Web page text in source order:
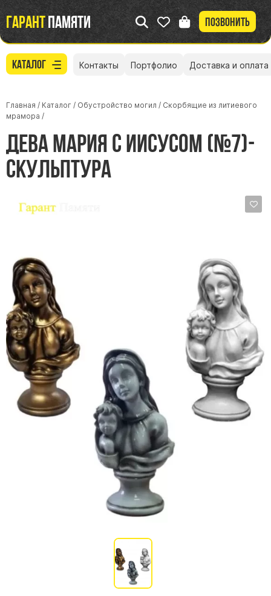
Гарантпамяти Позвонить
Каталог
Мемориальные комплексы
Памятники с полноформатным фото
Склеп
Cкульптуры ангел
Детские памятники
Памятники Мусульманские
Памятники Армянские
Европейские памятники
Памятники "Клипарт"
Памятники в форме креста
Зеркальные памятники
Памятники из белого мрамора Коелга
Контакты Портфолио Доставка и оплата
Главная / Каталог / Обустройство могил / Скорбящие из литиевого
мрамора /
Дева Мария с Иисусом (№7)-
скульптура